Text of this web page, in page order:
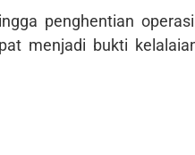
penghentian
menjadi bukti